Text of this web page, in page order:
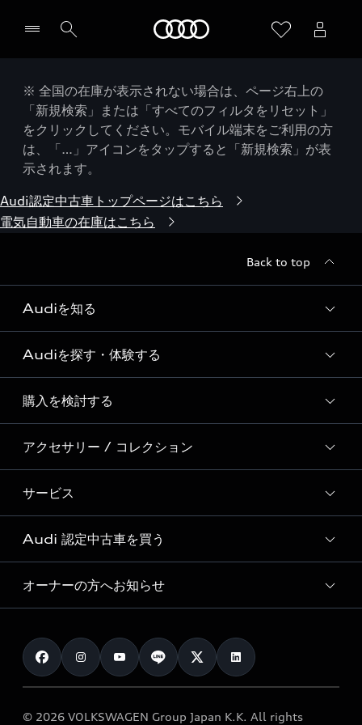
※ 全国の在庫が表示されない場合は、ページ右上の
「新規検索」または「すべてのフィルタをリセット」
をクリックしてください。モバイル端末をご利用の方
は、「…」アイコンをタップすると「新規検索」が表
示されます。
Audi認定中古車トップページはこちら
電気自動車の在庫はこちら
Back to top
Audiを知る
Audi ブランド
Story of Progress
Audi Sport
Formula 1®
デジタルサービス
Audiを探す・体験する
ディーラー検索
新車在庫検索
試乗車・展示車検索
見積り依頼
試乗予約
購入を検討する
モデル一覧
特別仕様モデル / 限定モデル
e-tronラインアップ
価格シミュレーション
車両比較
カタログ一覧
アクセサリー / コレクション
純正アクセサリー
オンラインショップ
Audi collection
アウディナビアプリ
サービス
サービス入庫予約
サービスプログラム
メンテナンス
車検 / 定期点検
e-tronアフターサポート
Audi 認定中古車を買う
Audi認定中古車
クオリティ
保証
メンテナンス
オーナーの方へお知らせ
お知らせ
オーナー様向けキャンペーン
© 2026 VOLKSWAGEN Group Japan K.K. All rights